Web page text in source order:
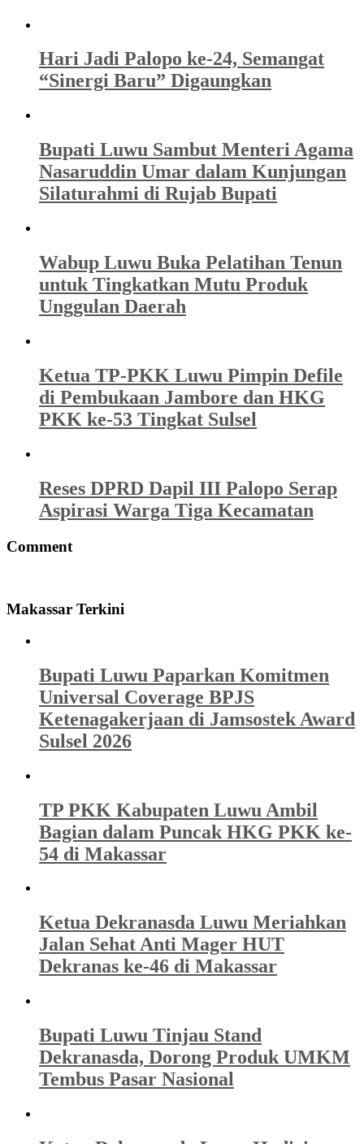
Hari Jadi Palopo ke-24, Semangat
“Sinergi Baru” Digaungkan
Bupati Luwu Sambut Menteri Agama
Nasaruddin Umar dalam Kunjungan
Silaturahmi di Rujab Bupati
Wabup Luwu Buka Pelatihan Tenun
untuk Tingkatkan Mutu Produk
Unggulan Daerah
Ketua TP-PKK Luwu Pimpin Defile
di Pembukaan Jambore dan HKG
PKK ke-53 Tingkat Sulsel
Reses DPRD Dapil III Palopo Serap
Aspirasi Warga Tiga Kecamatan
Comment
Makassar Terkini
Bupati Luwu Paparkan Komitmen
Universal Coverage BPJS
Ketenagakerjaan di Jamsostek Award
Sulsel 2026
TP PKK Kabupaten Luwu Ambil
Bagian dalam Puncak HKG PKK ke-
54 di Makassar
Ketua Dekranasda Luwu Meriahkan
Jalan Sehat Anti Mager HUT
Dekranas ke-46 di Makassar
Bupati Luwu Tinjau Stand
Dekranasda, Dorong Produk UMKM
Tembus Pasar Nasional